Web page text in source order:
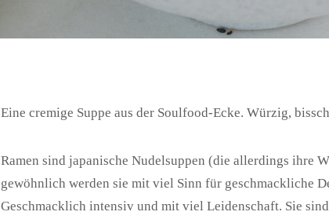
Eine cremige Suppe aus der Soulfood-Ecke. Würzig,
Ramen sind japanische Nudelsuppen (die allerdings ihre
gewöhnlich werden sie mit viel Sinn für geschmackliche
Geschmacklich intensiv und mit viel Leidenschaft. Sie